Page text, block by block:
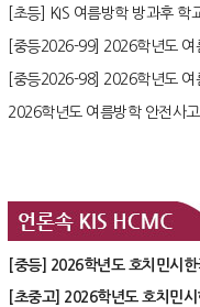
[초등] KIS 여름방학 방과후 학
[중등2026-98] 2026학년도 여
2026학년도 여름방학 안전사
[중등] 2026학년도 호치민시
[초중고] 2026학년도 호치민